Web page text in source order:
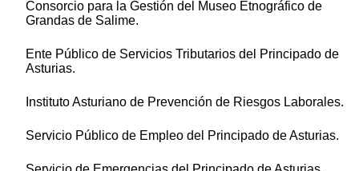
Consorcio para la Gestión del Museo Etnográfico de
Grandas de Salime.
Ente Público de Servicios Tributarios del Principado de
Asturias.
Instituto Asturiano de Prevención de Riesgos Laborales.
Servicio Público de Empleo del Principado de Asturias.